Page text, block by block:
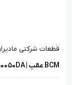
قطعات شرکتی
BCM عقب | A21-3600050DA